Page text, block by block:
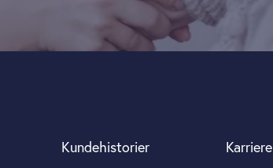
Kundehistorier
Karriere